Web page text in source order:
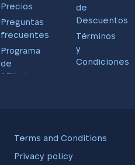
Precios
Preguntas
frecuentes
Programa
de
Afiliados
de
Descuentos
Términos
y
Condiciones
Terms and Conditions
Privacy policy